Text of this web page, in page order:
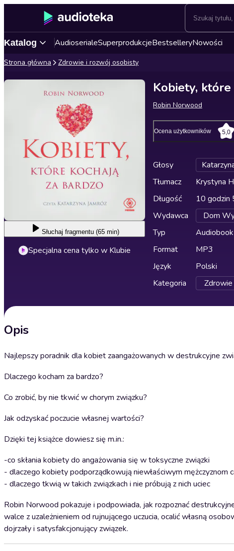
Katalog AudioserialeSuperprodukcjeBestselleryNowości
Strona główna Zdrowie i rozwój osobisty
Słuchaj fragmentu (65 min)
Specjalna cena tylko w Klubie
Kobiety,
Robin Norwood
Ocena użytkowników 5,0
Głosy
Tłumacz
Krystyna
Długość
10 godzin
Wydawca
Dom
Typ
Format
MP3
Język
Polski
Kategoria
Opis
Najlepszy poradnik dla kobiet zaangażowanych w destrukcyjne
Dlaczego kocham za bardzo?
Co zrobić, by nie tkwić w chorym związku?
Jak odzyskać poczucie własnej wartości?
Dzięki tej książce dowiesz się m.in.:
-co skłania kobiety do angażowania się w toksyczne związki
- dlaczego kobiety podporządkowują niewłaściwym mężczyznom
- dlaczego tkwią w takich związkach i nie próbują z nich uciec
Robin Norwood pokazuje i podpowiada, jak rozpoznać
walce z uzależnieniem od rujnującego uczucia, ocalić własną
dojrzały i satysfakcjonujący związek.